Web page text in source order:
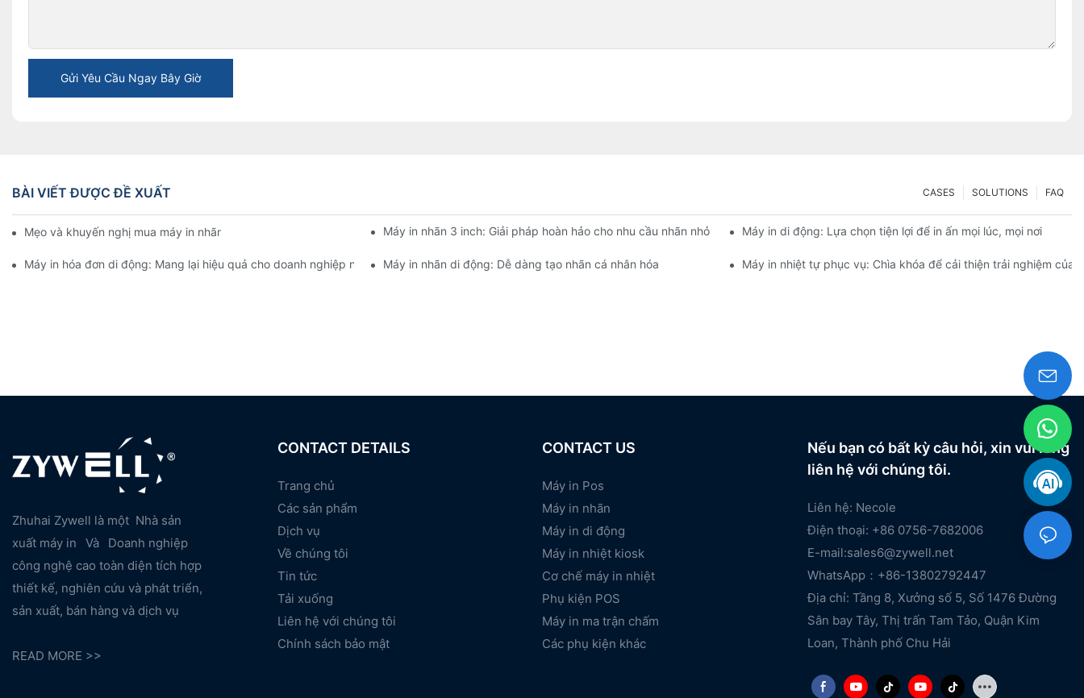
Gửi Yêu Cầu Ngay Bây Giờ
BÀI VIẾT ĐƯỢC ĐỀ XUẤT FAQ
SOLUTIONS
CASES
Mẹo và khuyến nghị mua máy in nhãn 4 inch mà bạn phải biết vào năm 2025Máy in nhãn 3 inch: Giải pháp hoàn hảo cho nhu cầu nhãn nhỏ Máy in di động: Lựa chọn tiện lợi để in ấn mọi lúc, mọi nơi
Máy in hóa đơn di động: Mang lại hiệu quả cho doanh nghiệp nhỏ của bạnMáy in nhãn di động: Dễ dàng tạo nhãn cá nhân hóa Máy in nhiệt tự phục vụ: Chìa khóa để cải thiện trải nghiệm của
Zhuhai Zywell là một Nhà sản
xuất máy in
Và
Doanh nghiệp
công nghệ cao toàn diện tích hợp
thiết kế, nghiên cứu và phát triển,
sản xuất, bán hàng và dịch vụ
READ MORE >>
CONTACT DETAILS
Trang chủ
Các sản phẩm
Dịch vụ
Về chúng tôi
Tin tức
Tải xuống
Liên hệ với chúng tôi
Chính sách bảo mật
CONTACT US
Máy in Pos
Máy in nhãn
Máy in di động
Máy in nhiệt kiosk
Cơ chế máy in nhiệt
Phụ kiện POS
Máy in ma trận chấm
Các phụ kiện khác
Nếu bạn có bất kỳ câu hỏi, xin vui lòng
liên hệ với chúng tôi.
Liên hệ: Necole
Điện thoại: +86 0756-7682006
E-mail:sales6@zywell.net
WhatsApp：+86-13802792447
Địa chỉ: Tầng 8, Xưởng số 5, Số 1476 Đường
Sân bay Tây, Thị trấn Tam Tảo, Quận Kim
Loan, Thành phố Chu Hải